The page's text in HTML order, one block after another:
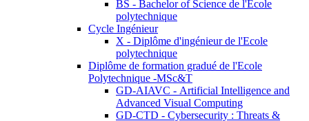
BS - Bachelor of Science de l'Ecole
polytechnique
Cycle Ingénieur
X - Diplôme d'ingénieur de l'Ecole
polytechnique
Diplôme de formation gradué de l'Ecole
Polytechnique -MSc&T
GD-AIAVC - Artificial Intelligence and
Advanced Visual Computing
GD-CTD - Cybersecurity : Threats &